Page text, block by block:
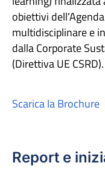
obiettivi
multidisciplinare e
dalla Corporate
(Direttiva UE CSRD).
Scarica la Brochure
Report e